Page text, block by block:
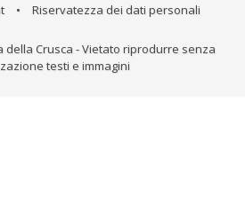
• Riservatezza dei dati personali
della Crusca - Vietato riprodurre senza
testi e immagini